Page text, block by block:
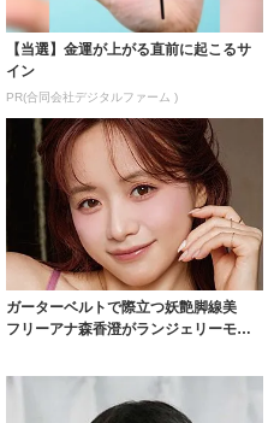
【当選】金運が上がる直前に起こるサ
イン
PR(合同会社デジタルファーム )
ガーターベルトで際立つ妖艶脚線美
フリーアナ森香澄がランジェリーモデ